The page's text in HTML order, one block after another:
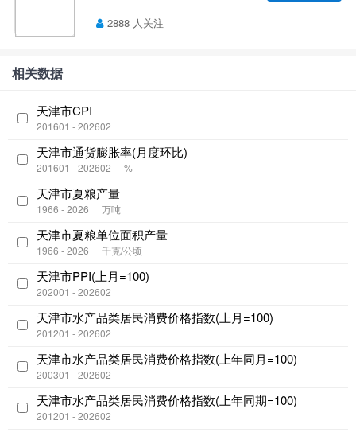
2888 人关注
相关数据
天津市CPI
201601 - 202602
天津市通货膨胀率(月度环比)
201601 - 202602 %
天津市夏粮产量
1966 - 2026 万吨
天津市夏粮单位面积产量
1966 - 2026 千克/公顷
天津市PPI(上月=100)
202001 - 202602
天津市水产品类居民消费价格指数(上月=100)
201201 - 202602
天津市水产品类居民消费价格指数(上年同月=100)
200301 - 202602
天津市水产品类居民消费价格指数(上年同期=100)
201201 - 202602